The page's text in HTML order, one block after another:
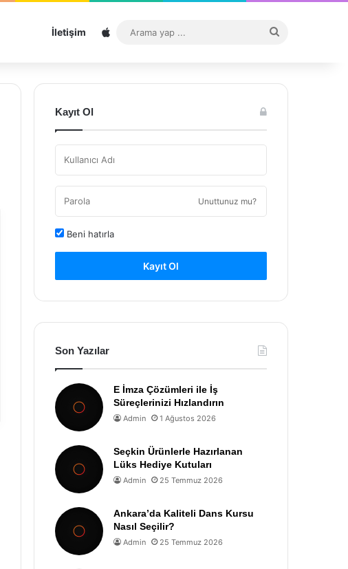
İletişim Sitemap
...
Kayıt Ol
Unuttunuz mu?
Beni hatırla
Kayıt Ol
Son Yazılar
E İmza Çözümleri ile İş
Süreçlerinizi Hızlandırın
Admin 1 Ağustos 2026
Seçkin Ürünlerle Hazırlanan
Lüks Hediye Kutuları
Admin 25 Temmuz 2026
Ankara’da Kaliteli Dans Kursu
Nasıl Seçilir?
Admin 25 Temmuz 2026